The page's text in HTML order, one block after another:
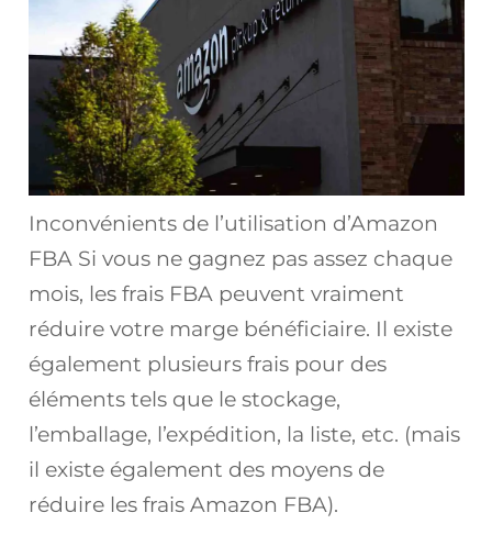
Inconvénients de l’utilisation d’Amazon
FBA Si vous ne gagnez pas assez chaque
mois, les frais FBA peuvent vraiment
réduire votre marge bénéficiaire. Il existe
également plusieurs frais pour des
éléments tels que le stockage,
l’emballage, l’expédition, la liste, etc. (mais
il existe également des moyens de
réduire les frais Amazon FBA).